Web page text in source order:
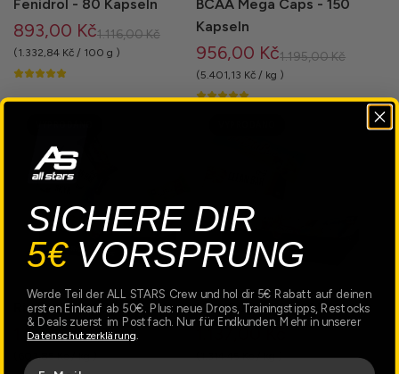
Fenidrol - 80 Kapseln
B
ě
1.116,00 Kč
893,00 Kč
(1.332,84 Kč / 100 g )
BCAA Mega Caps - 150
Kapseln
B
ě
ž
1.195,00 Kč
956,00 Kč
(5.401,13 Kč / kg )
Riegel Box XXL
B
ě
2.512,00 Kč
1.884,00 Kč
603,85 Kč /kg)
Low Sugar Riegel Box
ě
(1.314,45 Kč /kg)
SICHERE DIR
5€ VORSPRUNG
Werde Teil der ALL STARS Crew und hol dir 5€ Rabatt auf deinen
ersten Einkauf ab 50€. Plus: neue Drops, Trainingstipps, Restocks
& Deals zuerst im Postfach. Nur für Endkunden. Mehr in unserer
Datenschutzerklärung.
E-Mail